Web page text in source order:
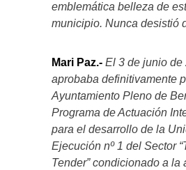
emblemática belleza de
municipio. Nunca desistió
Mari Paz.- El 3 de junio de
aprobaba definitivamente
Ayuntamiento Pleno de
Programa de Actuación
para el desarrollo de la
Ejecución nº 1 del Sector
Tender” condicionado a la